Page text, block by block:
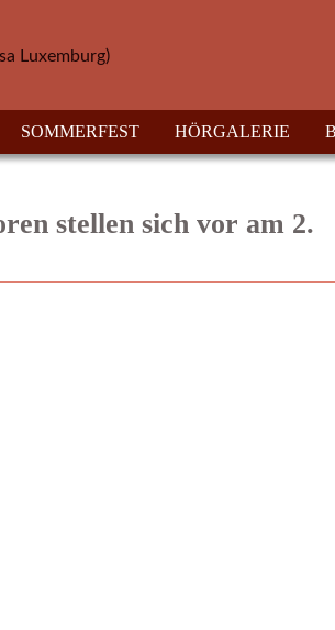
Luxemburg)
SOMMERFEST HÖRGALERIE
stellen sich vor am 2.